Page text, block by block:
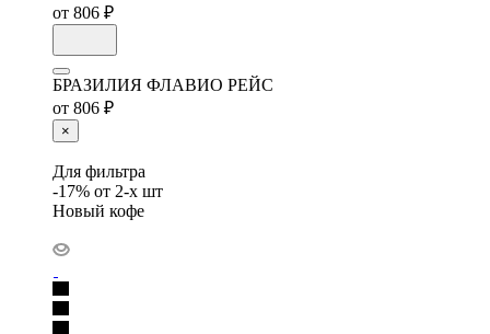
от 806 ₽
БРАЗИЛИЯ ФЛАВИО РЕЙС
от 806 ₽
×
Для фильтра
-17% от 2-х шт
Новый кофе